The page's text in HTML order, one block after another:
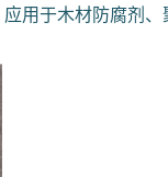
用于木材防腐剂